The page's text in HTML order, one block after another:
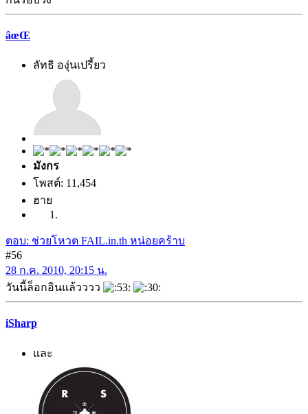
âœŒ
ลัทธิ องุ่นเปรี้ยว
มังกร
โพสต์: 11,454
ฮาย
ตอบ: ช่วยโหวต FAIL.in.th หน่อยคร้าบ
#56
28 ก.ค. 2010, 20:15 น.
วันนี้ล็อกอินแล้วววว
iSharp
และ